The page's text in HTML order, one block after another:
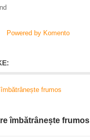
Powered by Komento
îmbătrânește frumos